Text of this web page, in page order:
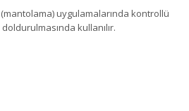
uygulamalarında kontrollü
kullanılır.